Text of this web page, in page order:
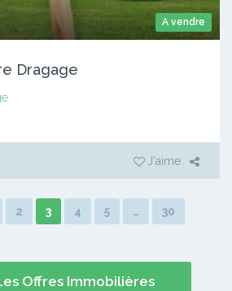
A vendre
Dragage
J'aime
2 3 4 5 …
30
Offres Immobilières